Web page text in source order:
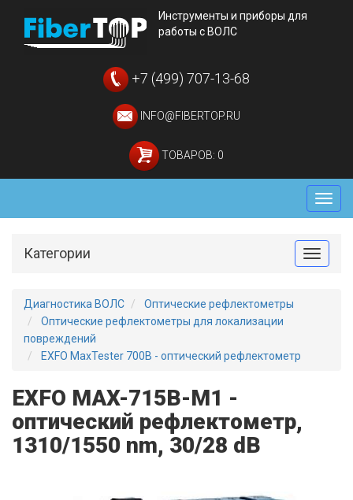
Инструменты и приборы для
работы с ВОЛС
+7 (499) 707-13-68
INFO@FIBERTOP.RU
ТОВАРОВ: 0
Меню
Toggle
Категории
Диагностика ВОЛС
Оптические рефлектометры
Оптические рефлектометры для локализации
повреждений
EXFO MaxTester 700B - оптический рефлектометр
EXFO MAX-715B-M1 -
оптический рефлектометр,
1310/1550 nm, 30/28 dB